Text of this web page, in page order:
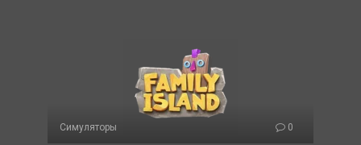
Симуляторы 0